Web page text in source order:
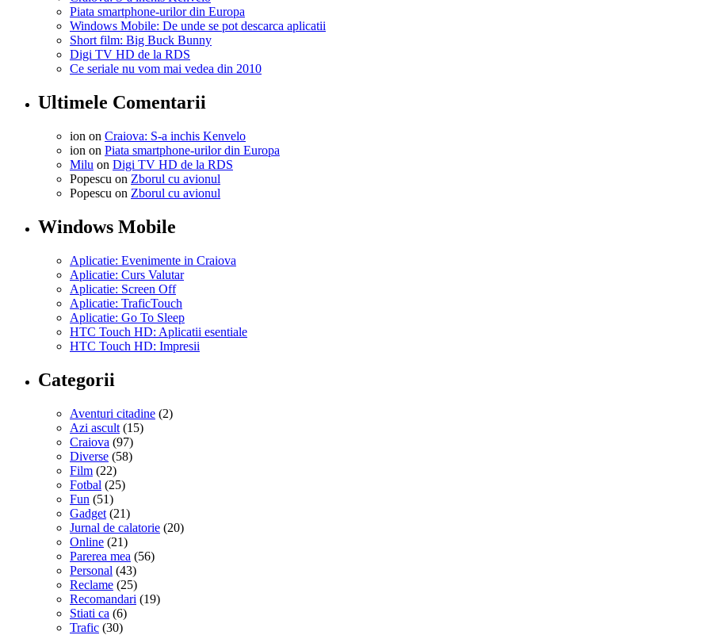
Piata smartphone-urilor din Europa
Windows Mobile: De unde se pot descarca aplicatii
Short film: Big Buck Bunny
Digi TV HD de la RDS
Ce seriale nu vom mai vedea din 2010
Ultimele Comentarii
ion on Craiova: S-a inchis Kenvelo
ion on Piata smartphone-urilor din Europa
Milu on Digi TV HD de la RDS
Popescu on Zborul cu avionul
Popescu on Zborul cu avionul
Windows Mobile
Aplicatie: Evenimente in Craiova
Aplicatie: Curs Valutar
Aplicatie: Screen Off
Aplicatie: TraficTouch
Aplicatie: Go To Sleep
HTC Touch HD: Aplicatii esentiale
HTC Touch HD: Impresii
Categorii
Aventuri citadine (2)
Azi ascult (15)
Craiova (97)
Diverse (58)
Film (22)
Fotbal (25)
Fun (51)
Gadget (21)
Jurnal de calatorie (20)
Online (21)
Parerea mea (56)
Personal (43)
Reclame (25)
Recomandari (19)
Stiati ca (6)
Trafic (30)